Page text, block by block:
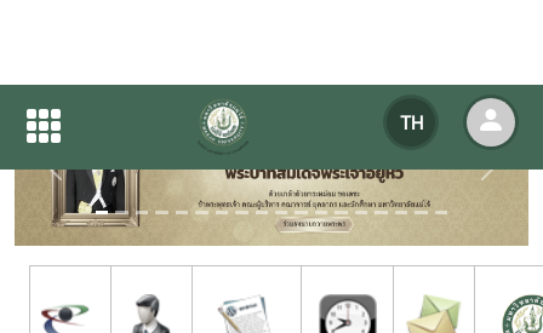
TH
Previous
Next